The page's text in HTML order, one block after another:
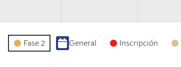
Fase 2 General Inscripción